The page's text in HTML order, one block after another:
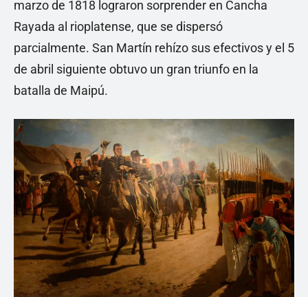
marzo de 1818 lograron sorprender en Cancha
Rayada al rioplatense, que se dispersó
parcialmente. San Martín rehízo sus efectivos y el 5
de abril siguiente obtuvo un gran triunfo en la
batalla de Maipú.